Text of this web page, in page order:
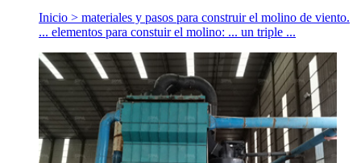
Inicio > materiales y pasos para construir el molino de viento.
... elementos para constuir el molino: ... un triple ...